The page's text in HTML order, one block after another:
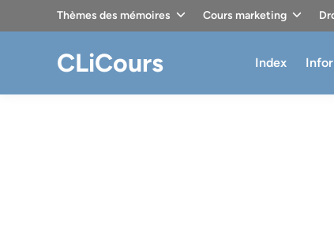
Thèmes des mémoires Cours marketing
CLiCours Index